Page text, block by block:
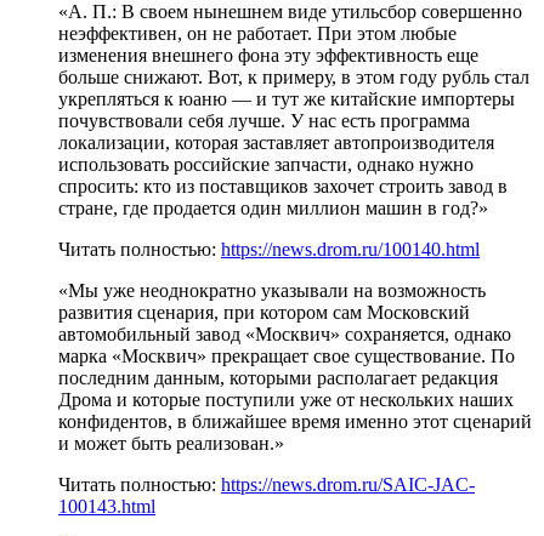
«А. П.: В своем нынешнем виде утильсбор совершенно
неэффективен, он не работает. При этом любые
изменения внешнего фона эту эффективность еще
больше снижают. Вот, к примеру, в этом году рубль стал
укрепляться к юаню — и тут же китайские импортеры
почувствовали себя лучше. У нас есть программа
локализации, которая заставляет автопроизводителя
использовать российские запчасти, однако нужно
спросить: кто из поставщиков захочет строить завод в
стране, где продается один миллион машин в год?»
Читать полностью: https://news.drom.ru/100140.html
«Мы уже неоднократно указывали на возможность
развития сценария, при котором сам Московский
автомобильный завод «Москвич» сохраняется, однако
марка «Москвич» прекращает свое существование. По
последним данным, которыми располагает редакция
Дрома и которые поступили уже от нескольких наших
конфидентов, в ближайшее время именно этот сценарий
и может быть реализован.»
Читать полностью: https://news.drom.ru/SAIC-JAC-
100143.html